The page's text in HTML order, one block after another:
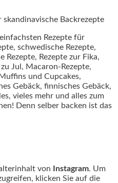
Backrezepte
Rezepte für
schwedische Rezepte,
Rezepte, Rezepte zur Fika,
Jul, Macaron-Rezepte,
und Cupcakes,
Gebäck, finnisches Gebäck,
vieles mehr und alles zum
Denn selber backen ist das
von Instagram. Um
klicken Sie auf die